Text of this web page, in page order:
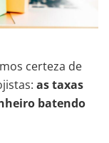
certeza de
as taxas
batendo